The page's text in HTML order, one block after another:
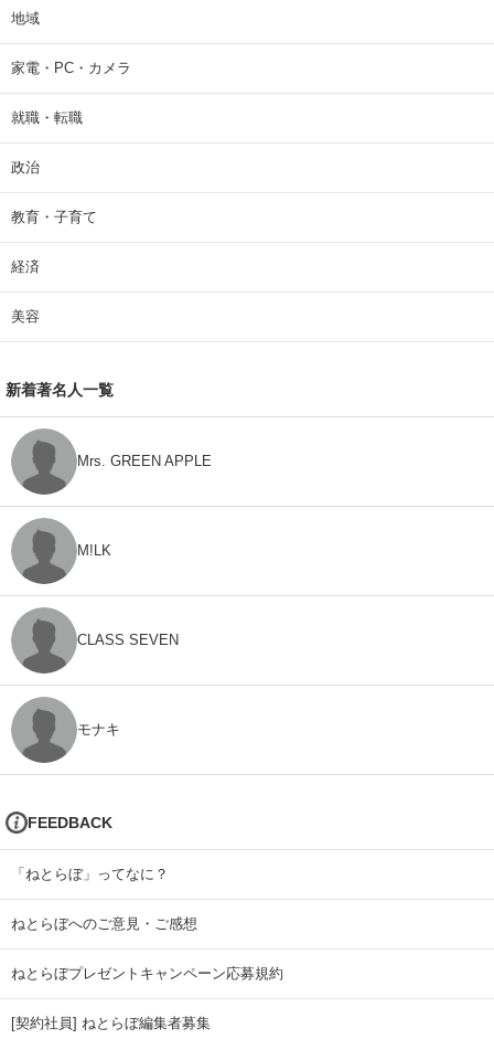
地域
家電・PC・カメラ
就職・転職
政治
教育・子育て
経済
美容
新着著名人一覧
Mrs. GREEN APPLE
M!LK
CLASS SEVEN
モナキ
FEEDBACK
「ねとらぼ」ってなに？
ねとらぼへのご意見・ご感想
ねとらぼプレゼントキャンペーン応募規約
[契約社員] ねとらぼ編集者募集